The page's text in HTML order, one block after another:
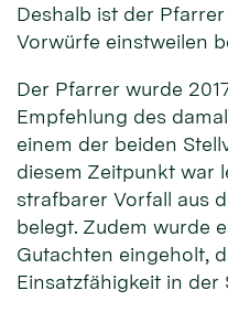
Deshalb ist der
Vorwürfe einstweilen
Der Pfarrer wurde
Empfehlung des
einem der beiden
diesem Zeitpunkt war
strafbarer Vorfall aus
belegt. Zudem wurde
Gutachten eingeholt,
Einsatzfähigkeit in der